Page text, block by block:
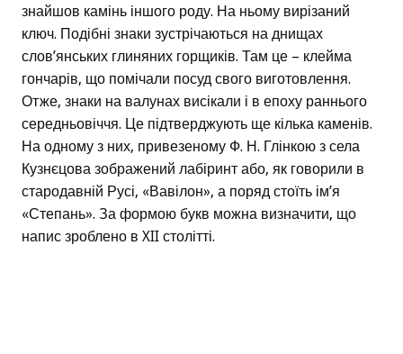
знайшов камінь іншого роду. На ньому вирізаний
ключ. Подібні знаки зустрічаються на днищах
слов’янських глиняних горщиків. Там це – клейма
гончарів, що помічали посуд свого виготовлення.
Отже, знаки на валунах висікали і в епоху раннього
середньовіччя. Це підтверджують ще кілька каменів.
На одному з них, привезеному Ф. Н. Глінкою з села
Кузнєцова зображений лабіринт або, як говорили в
стародавній Русі, «Вавілон», а поряд стоїть ім’я
«Степань». За формою букв можна визначити, що
напис зроблено в XII столітті.